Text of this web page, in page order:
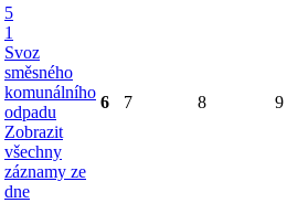
5
1
Svoz
směsného
komunálního
odpadu
Zobrazit
všechny
záznamy ze
dne
6 7 8 9